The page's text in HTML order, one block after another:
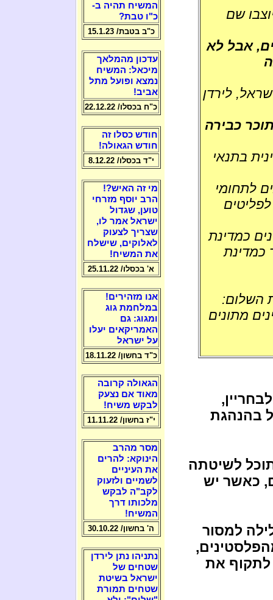
שם
אבל לא
לירדן
כבירה
בתנאי
לתחומי
כמדינת
כמדינת
השלום:
מתונים
בהנהגת
לשיטתה
כאשר יש
למסור
לתקוף את
המשיח תהיה ב-
כ"ו טבת?
כ"ב בטבת/ 15.1.23
עדכון מהמלאך
מיכאל: המשיח
נמצא ופועל מתל
אביב!
כ"ח בכסלו/ 22.12.22
חודש כסלו זה
חודש הגאולה!
י"ד בכסלו/ 8.12.22
מי זה האיש?!
הרב יוסף מזרחי
טוען, שגדול
ישראל אמר לו,
שצריך לצעוק
לאלוקים, שישלח
את המשיח!
א' בכסלו/ 25.11.22
אנו מזהירים!
במלחמת גוג
ומגוג: גם
האמריקאים יעלו
על ישראל
כ"ד בחשון/ 18.11.22
הגאולה קרובה
מאוד אם נצעק
לבקש משיח!
י"ז בחשון/ 11.11.22
מסר מהרב
הינוקא: להרים
את העיניים
לשמיים ולזעוק
לקב"ה לבקש
מלכותו דרך
המשיח!
ה' בחשון/ 30.10.22
נתניהו נתן לירדן
שטחים של
ישראל בשיטת
שטחים תמורת